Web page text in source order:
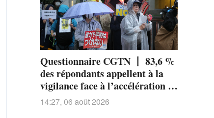
Questionnaire CGTN 丨 83,6 %
des répondants appellent à la
vigilance face à l’accélération de
l’expansion militaire du Japon
sous le nouveau militarisme
14:27, 06 août 2026